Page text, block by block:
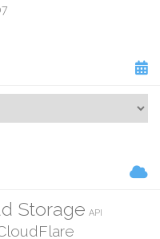
Storage API